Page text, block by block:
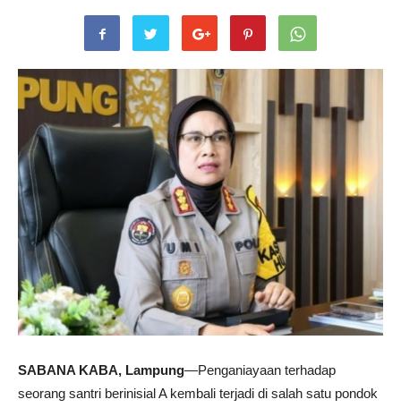
SABANA KABA, Lampung—Penganiayaan terhadap
seorang santri berinisial A kembali terjadi di salah satu pondok